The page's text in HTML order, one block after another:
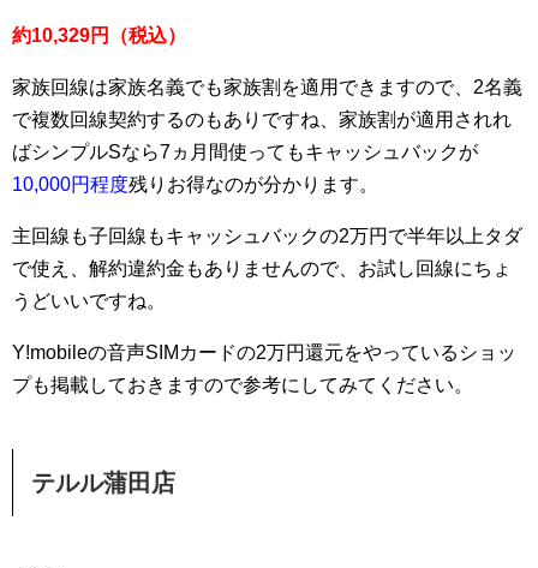
約10,329円（税込）
家族回線は家族名義でも家族割を適用できますので、2名義
で複数回線契約するのもありですね、家族割が適用されれ
ばシンプルSなら7ヵ月間使ってもキャッシュバックが
10,000円程度残りお得なのが分かります。
主回線も子回線もキャッシュバックの2万円で半年以上タダ
で使え、解約違約金もありませんので、お試し回線にちょ
うどいいですね。
Y!mobileの音声SIMカードの2万円還元をやっているショッ
プも掲載しておきますので参考にしてみてください。
テルル蒲田店